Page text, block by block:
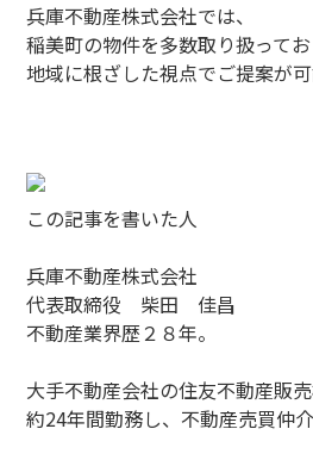
兵庫不動産株式会社では、
稲美町の物件を多数取り扱ってお
地域に根ざした視点でご提案が可
この記事を書いた人
兵庫不動産株式会社
代表取締役 柴田 佳昌
不動産業界歴２８年。
大手不動産会社の住友不動産販
約24年間勤務し、不動産売買仲